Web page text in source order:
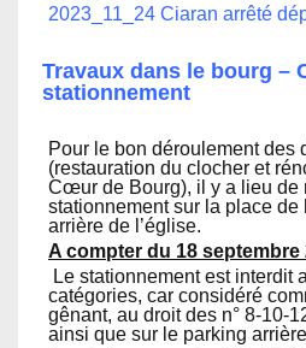
2023_11_24 Ciaran arrêté
Travaux dans le bourg –
stationnement
Pour le bon déroulement des
(restauration du clocher et
Cœur de Bourg), il y a lieu de
stationnement sur la place de
arrière de l’église.
A compter du 18 septembre
 Le stationnement est
catégories, car considéré
gênant, au droit des n° 8-10-
ainsi que sur le parking